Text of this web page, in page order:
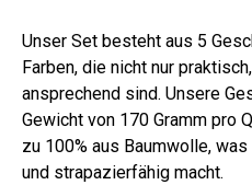
Unser Set besteht aus 5
Farben, die nicht nur
ansprechend sind. Unsere
Gewicht von 170 Gramm pro
zu 100% aus Baumwolle,
und strapazierfähig macht.